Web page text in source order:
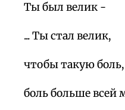
Ты был велик -
... Ты стал велик,
чтобы такую боль,
боль больше всей